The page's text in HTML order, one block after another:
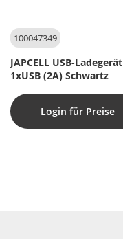
100047349
JAPCELL USB-Ladegerät
1xUSB (2A) Schwartz
Login für Preise